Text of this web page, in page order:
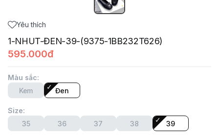
Yêu thích
1-NHUT-ĐEN-39-(9375-1BB232T626)
595.000đ
Màu sắc:
Kem
Đen
Size:
35
36 37 38 39